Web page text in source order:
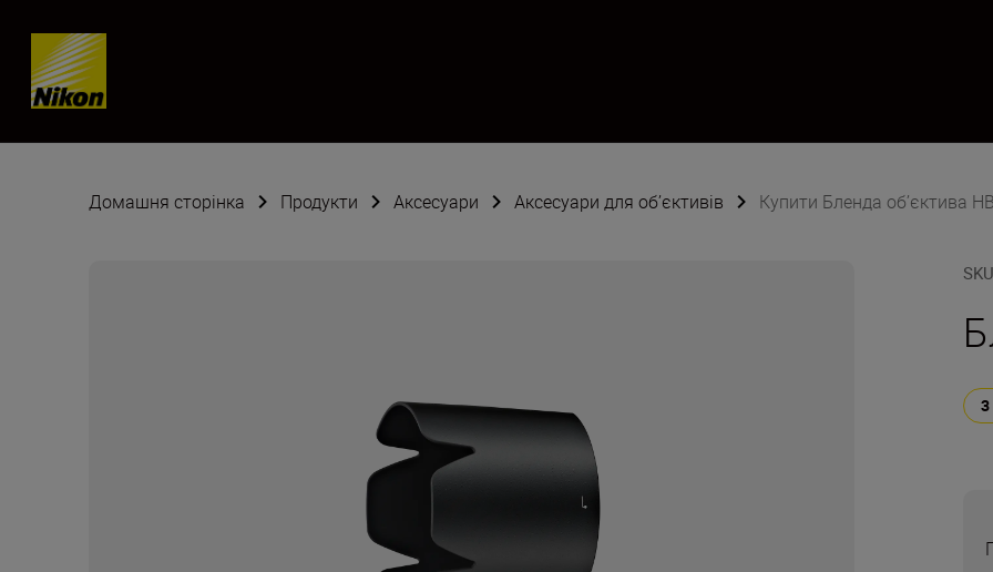
Skip content
Домашня сторінка Продукти Аксесуари Аксесуари для об’єктивів Купити Бленда об’єктива
SKU